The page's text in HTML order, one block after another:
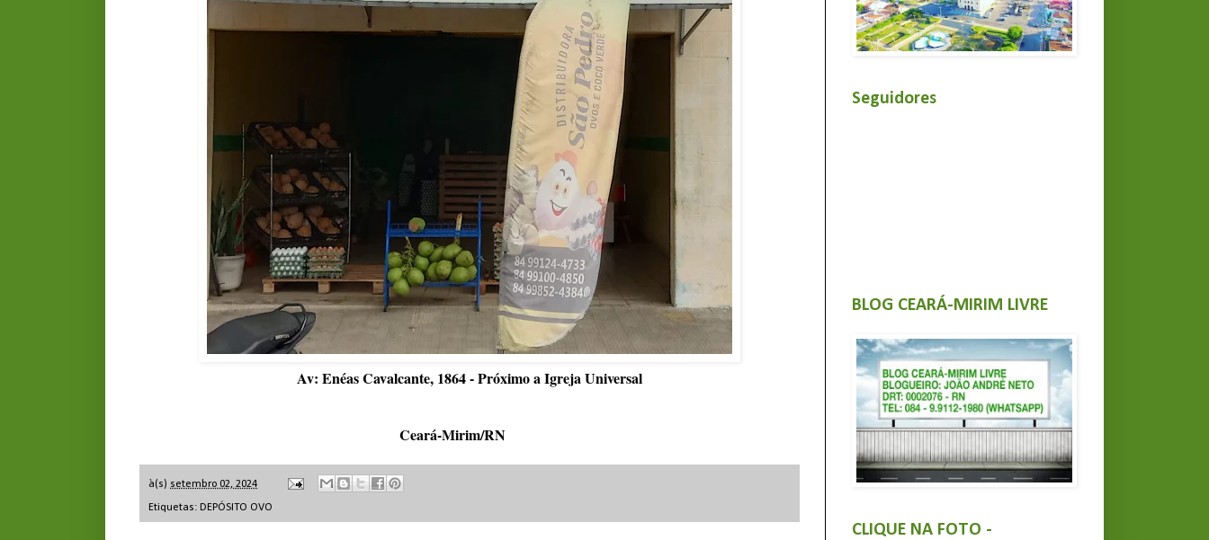
Av: Enéas Cavalcante, 1864 - Próximo a Igreja Universal
Ceará-Mirim/RN
à(s) setembro 02, 2024
Etiquetas: DEPÓSITO OVO
Seguidores
BLOG CEARÁ-MIRIM LIVRE
CLIQUE NA FOTO -